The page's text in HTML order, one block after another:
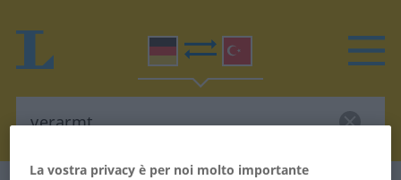
La vostra privacy è per noi molto importante